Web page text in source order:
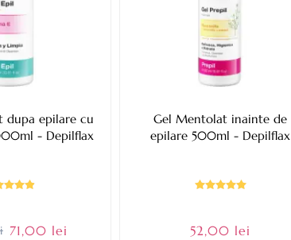
dupa epilare cu
- Depilflax
71,00 lei
Gel Mentolat inainte de
epilare 500ml - Depilflax
52,00 lei